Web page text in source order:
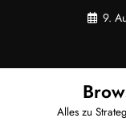
9.
Alles zu